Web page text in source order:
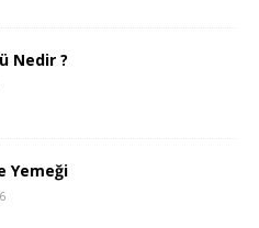
Nedir ?
Yemeği